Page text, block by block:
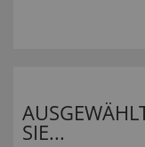
SIE...